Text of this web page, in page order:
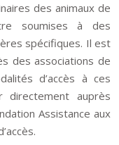
des animaux de
soumises à des
spécifiques. Il est
des associations de
d’accès à ces
auprès
Assistance aux